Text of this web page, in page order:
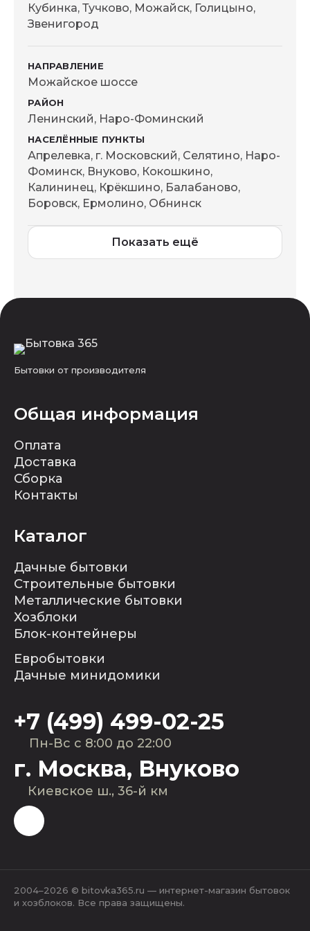
Кубинка, Тучково, Можайск, Голицыно,
Звенигород
Можайское шоссе
Ленинский, Наро-Фоминский
Апрелевка, г. Московский, Селятино, Наро-
Фоминск, Внуково, Кокошкино,
Калининец, Крёкшино, Балабаново,
Боровск, Ермолино, Обнинск
Показать ещё
Бытовки от производителя
Общая информация
Оплата
Доставка
Сборка
Контакты
Каталог
Дачные бытовки
Строительные бытовки
Металлические бытовки
Хозблоки
Блок-контейнеры
Евробытовки
Дачные минидомики
+7 (499) 499-02-25
Пн-Вс с 8:00 до 22:00
г. Москва, Внуково
Киевское ш., 36-й км
2004–2026 © bitovka365.ru — интернет-магазин бытовок
и хозблоков. Все права защищены.